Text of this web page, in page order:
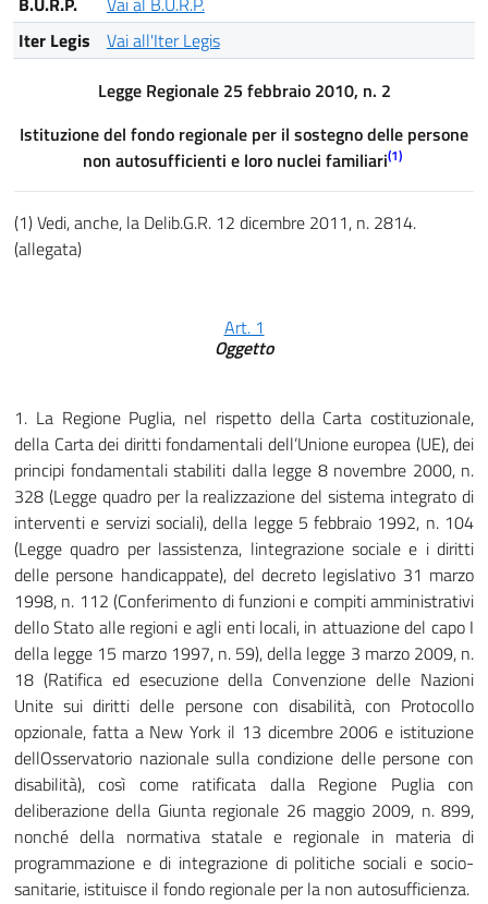
Iter Legis
Vai all'Iter Legis
Legge Regionale 25 febbraio 2010, n. 2
Istituzione del fondo regionale per il sostegno delle persone
non autosufficienti e loro nuclei familiari(1)
(1) Vedi, anche, la Delib.G.R. 12 dicembre 2011, n. 2814.
(allegata)
Art. 1
Oggetto
1. La Regione Puglia, nel rispetto della Carta costituzionale,
della Carta dei diritti fondamentali dell’Unione europea (UE), dei
principi fondamentali stabiliti dalla legge 8 novembre 2000, n.
328 (Legge quadro per la realizzazione del sistema integrato di
interventi e servizi sociali), della legge 5 febbraio 1992, n. 104
(Legge quadro per lassistenza, lintegrazione sociale e i diritti
delle persone handicappate), del decreto legislativo 31 marzo
1998, n. 112 (Conferimento di funzioni e compiti amministrativi
dello Stato alle regioni e agli enti locali, in attuazione del capo I
della legge 15 marzo 1997, n. 59), della legge 3 marzo 2009, n.
18 (Ratifica ed esecuzione della Convenzione delle Nazioni
Unite sui diritti delle persone con disabilità, con Protocollo
opzionale, fatta a New York il 13 dicembre 2006 e istituzione
dellOsservatorio nazionale sulla condizione delle persone con
disabilità), così come ratificata dalla Regione Puglia con
deliberazione della Giunta regionale 26 maggio 2009, n. 899,
nonché della normativa statale e regionale in materia di
programmazione e di integrazione di politiche sociali e socio-
sanitarie, istituisce il fondo regionale per la non autosufficienza.